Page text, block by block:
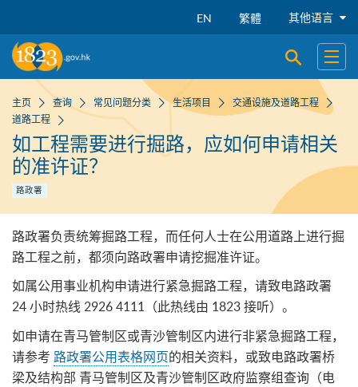
EN 繁體 其他语言
开启搜寻
开启
主页 查询 常见问题分类 生活项目
交通设施及道路工程
道路工程
如工程需要进行掘路，应如何申请相关
的准许证？
路政署
路政署负责统筹掘路工程，而任何人士在公用道路上进行掘
路工程之前，都须向路政署申请挖掘准许证。
如属公用事业机构申请进行紧急掘路工程，请致电路政署
24 小时热线2926 4111 （此热线由 1823 接听）。
如申请在青马管制区或青沙管制区内进行非紧急掘路工程，
请参考 路政署公用表格网页的相关资料，或致电路政署桥
梁及结构部 青马管制区及青沙管制区政府监察组查询（电